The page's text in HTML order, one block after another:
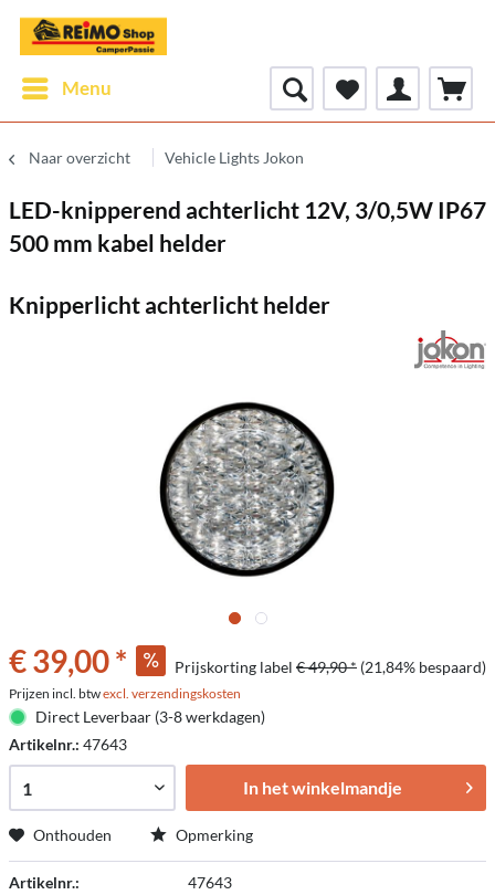
Menu
Naar overzicht Vehicle Lights Jokon
LED-knipperend achterlicht 12V, 3/0,5W IP67
500 mm kabel helder
Knipperlicht achterlicht helder
€ 39,00 * Prijskorting label € 49,90 * (21,84% bespaard)
Prijzen incl. btwexcl. verzendingskosten
Direct Leverbaar (3-8 werkdagen)
Artikelnr.: 47643
In het winkelmandje
Onthouden Opmerking
Artikelnr.: 47643